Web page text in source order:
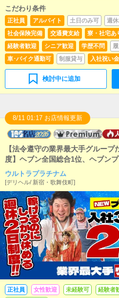
こだわり条件
正社員 アルバイト 土日のみ可 週
社会保険完備
交通費支給 寮・社宅あ
経験者歓迎
シニア歓迎 学歴不問
車･バイク通勤可
制服貸与 入社祝い
検討中に追加
8/11 01:17 お店情報更新
【法令遵守の業界最大手グルー
度】ヘブン全国総合1位、ヘブン
表する業界最大手！ウルトラグル
中！！強い意欲のあるアナタなら
とを約束します！！風俗のお仕事
体制は万全です！！
ウルトラプラチナム
[デリヘル/ 新宿・歌舞伎町]
正社員 女性歓迎 未経験可 経験者